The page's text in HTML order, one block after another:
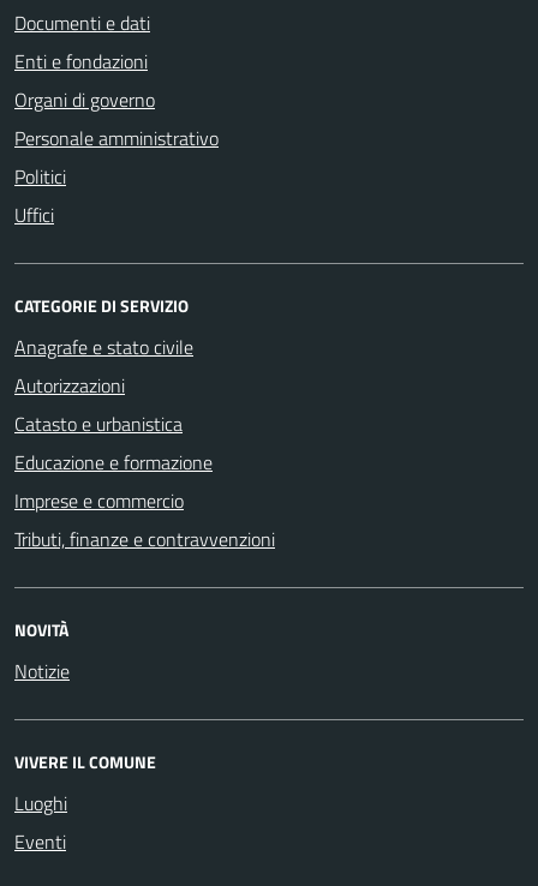
Documenti e dati
Enti e fondazioni
Organi di governo
Personale amministrativo
Politici
Uffici
CATEGORIE DI SERVIZIO
Anagrafe e stato civile
Autorizzazioni
Catasto e urbanistica
Educazione e formazione
Imprese e commercio
Tributi, finanze e contravvenzioni
NOVITÀ
Notizie
VIVERE IL COMUNE
Luoghi
Eventi